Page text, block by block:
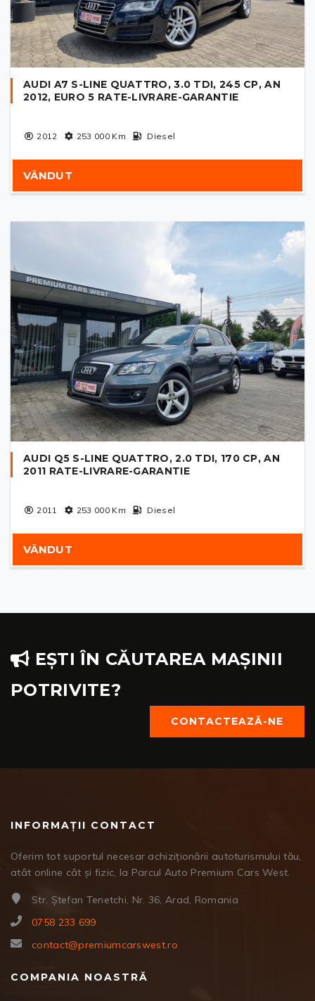
AUDI A7 S-LINE QUATTRO, 3.0 TDI, 245 CP, AN
2012, EURO 5 RATE-LIVRARE-GARANTIE
2012 253 000Km Diesel
VÂNDUT
AUDI Q5 S-LINE QUATTRO, 2.0 TDI, 170 CP, AN
2011 RATE-LIVRARE-GARANTIE
2011 253 000Km Diesel
VÂNDUT
EȘTI ÎN CĂUTAREA MAȘINII
POTRIVITE?
CONTACTEAZĂ-NE
INFORMAȚII CONTACT
Oferim tot suportul necesar achiziționării autoturismului tău,
atât online cât și fizic, la Parcul Auto Premium Cars West.
Str. Ștefan Tenetchi, Nr. 36, Arad, Romania
0758 233 699
contact@premiumcarswest.ro
COMPANIA NOASTRĂ